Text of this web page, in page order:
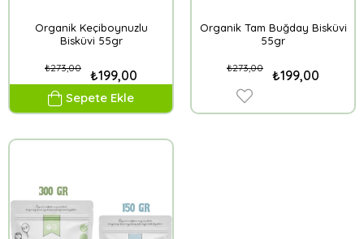
Organik Keçiboynuzlu
Bisküvi 55gr
₺199,00
₺273,00
Sepete Ekle
Organik Tam Buğday Bisküvi
55gr
₺199,00
₺273,00